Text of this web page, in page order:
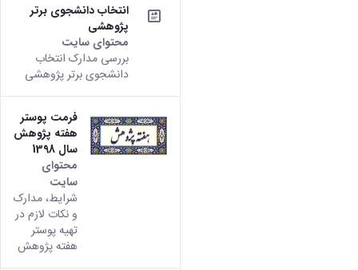
انتخاب دانشجوی برتر
پژوهشی
محتوای سایت
بررسی مدارک انتخاب
دانشجوی برتر پژوهشی
فرمت پوستر
هفته پژوهش
سال 1398
محتوای
سایت
شرایط، مدارک
و نکات لازم در
تهیه پوستر
هفته پژوهش